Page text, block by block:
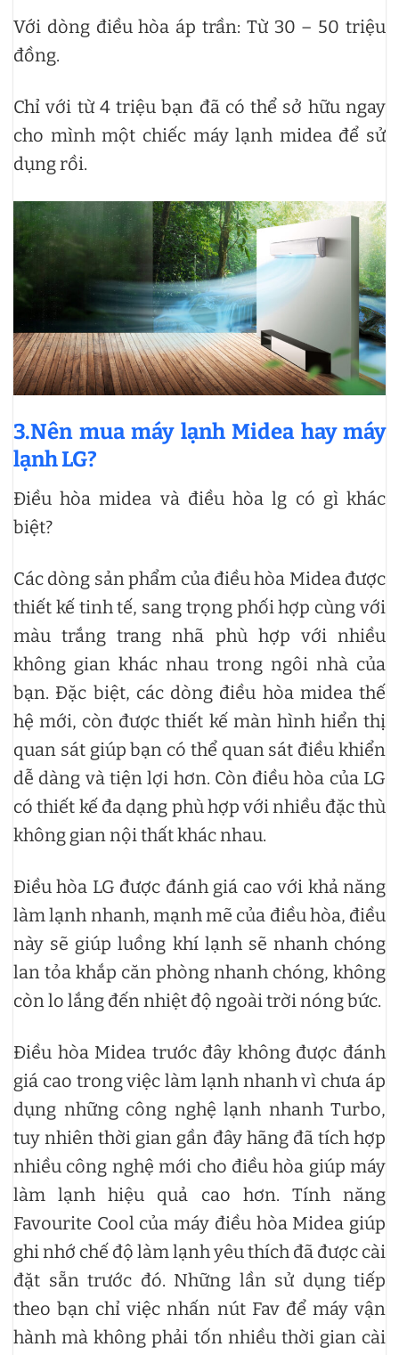
Với dòng điều hòa áp trần: Từ 30 – 50 triệu
đồng.
Chỉ với từ 4 triệu bạn đã có thể sở hữu ngay
cho mình một chiếc máy lạnh midea để sử
dụng rồi.
3.Nên mua máy lạnh Midea hay máy
lạnh LG?
Điều hòa midea và điều hòa lg có gì khác
biệt?
Các dòng sản phẩm của điều hòa Midea được
thiết kế tinh tế, sang trọng phối hợp cùng với
màu trắng trang nhã phù hợp với nhiều
không gian khác nhau trong ngôi nhà của
bạn. Đặc biệt, các dòng điều hòa midea thế
hệ mới, còn được thiết kế màn hình hiển thị
quan sát giúp bạn có thể quan sát điều khiển
dễ dàng và tiện lợi hơn. Còn điều hòa của LG
có thiết kế đa dạng phù hợp với nhiều đặc thù
không gian nội thất khác nhau.
Điều hòa LG được đánh giá cao với khả năng
làm lạnh nhanh, mạnh mẽ của điều hòa, điều
này sẽ giúp luồng khí lạnh sẽ nhanh chóng
lan tỏa khắp căn phòng nhanh chóng, không
còn lo lắng đến nhiệt độ ngoài trời nóng bức.
Điều hòa Midea trước đây không được đánh
giá cao trong việc làm lạnh nhanh vì chưa áp
dụng những công nghệ lạnh nhanh Turbo,
tuy nhiên thời gian gần đây hãng đã tích hợp
nhiều công nghệ mới cho điều hòa giúp máy
làm lạnh hiệu quả cao hơn. Tính năng
Favourite Cool của máy điều hòa Midea giúp
ghi nhớ chế độ làm lạnh yêu thích đã được cài
đặt sẵn trước đó. Những lần sử dụng tiếp
theo bạn chỉ việc nhấn nút Fav để máy vận
hành mà không phải tốn nhiều thời gian cài